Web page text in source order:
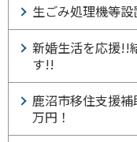
生ごみ処理機等
新婚生活を応援!!
す!!
鹿沼市移住支援
万円！